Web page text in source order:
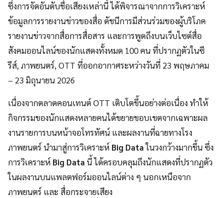
ซึ่งการจัดอันดับชื่อเสียงเหล่านี้ ได้พิจารณาจากการวิเคราะห์
ข้อมูลการรายงานข่าวของสื่อ ดัชนีการมีส่วนร่วมของผู้บริโภค
รายงานข่าวจากสื่อการสื่อสาร และการพูดถึงบนเว็บไซต์สื่อ
สังคมออนไลน์ของนักแสดงทั้งหมด 100 คน ที่ปรากฏตัวในซี
รีส์, ภาพยนตร์, OTT ที่ออกอากาศระหว่างวันที่ 23 พฤษภาคม
– 23 มิถุนายน 2026
เนื่องจากตลาดคอนเทนต์ OTT เติบโตขึ้นอย่างต่อเนื่อง ทำให้
กิจกรรมของนักแสดงหลายคนได้ขยายขอบเขตจากเฉพาะผล
งานรายการบนหน้าจอโทรทัศน์ และผลงานที่ฉายทางโรง
ภาพยนตร์ นำมาสู่การวิเคราะห์ Big Dataในวงกว้างมากขึ้น ซึ่ง
การวิเคราะห์ Big Dataนี้ ได้ครอบคลุมถึงนักแสดงที่ปรากฏตัว
ในผลงานบนแพลตฟอร์มออนไลน์ต่าง ๆ นอกเหนือจาก
ภาพยนตร์ และ สื่อกระจายเสียง